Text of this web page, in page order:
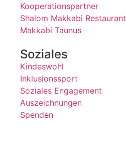
Kooperationspartner
Shalom Makkabi Restaurant
Makkabi Taunus
Soziales
Kindeswohl
Inklusionssport
Soziales Engagement
Auszeichnungen
Spenden